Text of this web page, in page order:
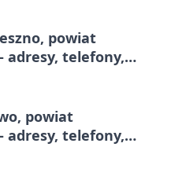
powiat
adresy, telefony,
powiat
adresy, telefony,